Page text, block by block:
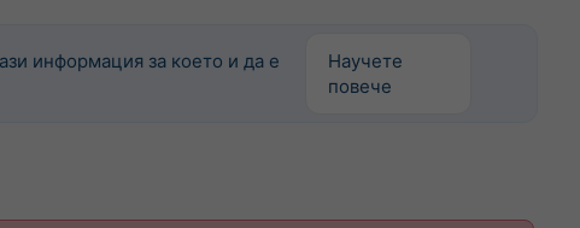
информация за което и да е
Научете
повече